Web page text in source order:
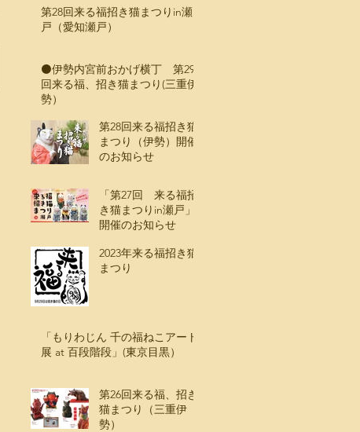
第28回来る福招き猫まつりin瀬
戸（愛知瀬戸）
⚫️伊勢内宮前おかげ横丁 第29
回来る福、招き猫まつり(三重伊
勢）
第28回来る福招き猫
まつり（伊勢）開催
のお知らせ
「第27回 来る福招
き猫まつりin瀬戸」
開催のお知らせ
2023年来る福招き猫
まつり
「もりわじん 千の福ねこアート
展 at 百段階段」(東京目黒）
第26回来る福、招き
猫まつり（三重伊
勢）